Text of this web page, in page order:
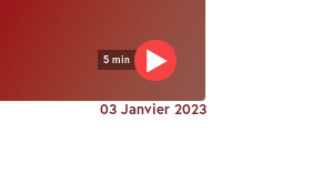
5 min
03 Janvier 2023